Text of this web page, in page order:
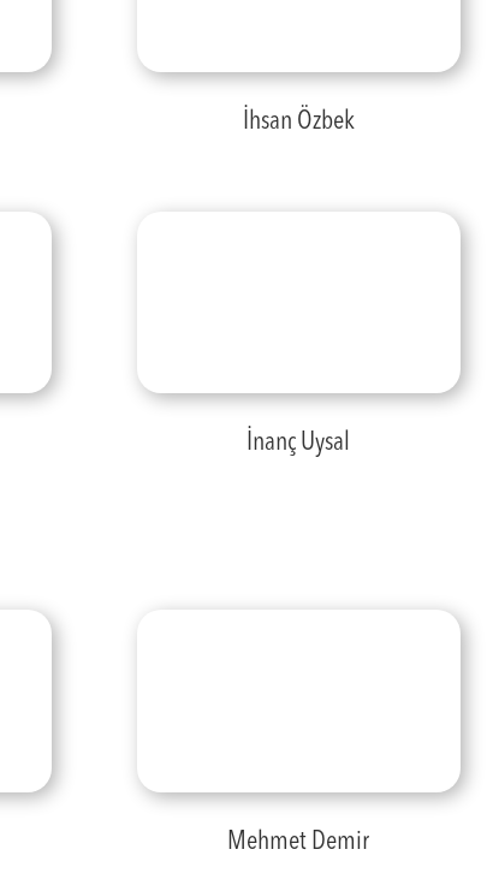
İhsan Özbek
İnanç Uysal
Mehmet Demir